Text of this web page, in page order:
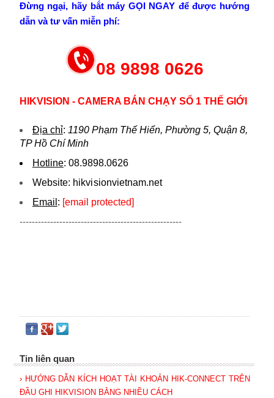
Đừng ngại, hãy bắt máy GỌI NGAY để được hướng
dẫn và tư vấn miễn phí:
08 9898 0626
HIKVISION - CAMERA BÁN CHẠY SỐ 1 THẾ GIỚI
Địa chỉ: 1190 Phạm Thế Hiển, Phường 5, Quận 8,
TP Hồ Chí Minh
Hotline: 08.9898.0626
Website: hikvi sionvietnam.net
Email : [email protected]
-----------------------------------------------------
Tin liên quan
› HƯỚNG DẪN KÍCH HOẠT TÀI KHOẢN HIK-CONNECT TRÊN
ĐẦU GHI HIKVISION BẰNG NHIỀU CÁCH